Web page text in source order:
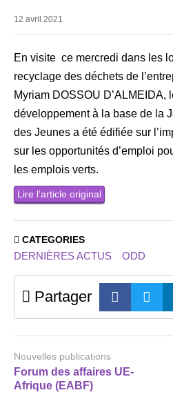
12 avril 2021
En visite ce mercredi dans les
recyclage des déchets de
Myriam DOSSOU D’ALMEIDA,
développement à la base de la
des Jeunes a été édifiée sur
sur les opportunités d’emploi
les emplois verts.
Lire l’article original
CATEGORIES
DERNIÈRES ACTUS ODD
Partager
Nouvelles publications
Forum des affaires UE-
Afrique (EABF)